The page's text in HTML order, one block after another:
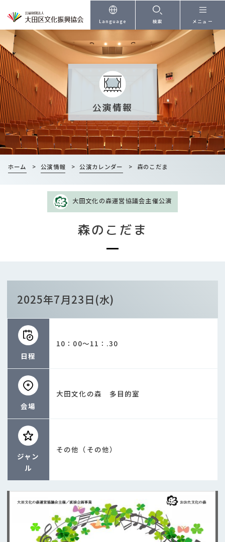
本文へ
Language 検索 メニュー
公演情報
ホーム > 公演情報 > 公演カレンダー > 森のこだま
大田文化の森運営協議会主催公演
森のこだま
2025年7月23日(水)
日程
10：00～11：.30
会場
大田文化の森 多目的室
ジャン
ル
その他（その他）